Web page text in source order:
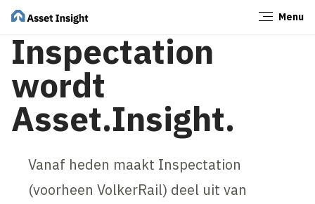
Menu
Inspectation
wordt
Asset.Insight.
Vanaf heden maakt Inspectation
(voorheen VolkerRail) deel uit van
Sluiten